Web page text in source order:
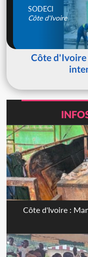
SODECI
Côte d'Ivoire
Côte d'Ivoire
Côte d'Ivoire :